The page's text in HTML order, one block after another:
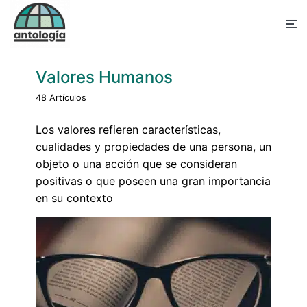
Valores Humanos
48 Artículos
Los valores refieren características,
cualidades y propiedades de una persona, un
objeto o una acción que se consideran
positivas o que poseen una gran importancia
en su contexto